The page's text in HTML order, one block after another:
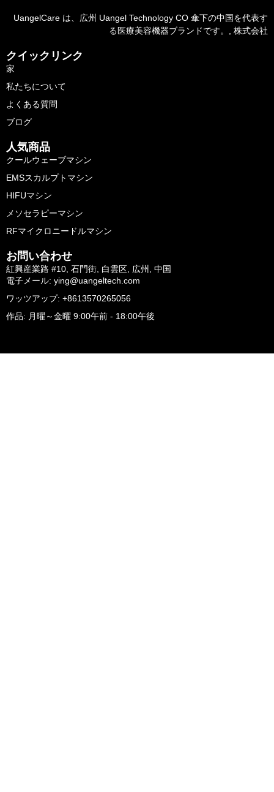
UangelCare は、広州 Uangel Technology CO 傘下の中国を代表す
る医療美容機器ブランドです。, 株式会社
クイックリンク
家
私たちについて
よくある質問
ブログ
人気商品
クールウェーブマシン
EMSスカルプトマシン
HIFUマシン
メソセラピーマシン
RFマイクロニードルマシン
お問い合わせ
紅興産業路 #10, 石門街, 白雲区, 広州, 中国
電子メール: ying@uangeltech.com
ワッツアップ: +8613570265056
作品: 月曜～金曜 9:00午前 - 18:00午後